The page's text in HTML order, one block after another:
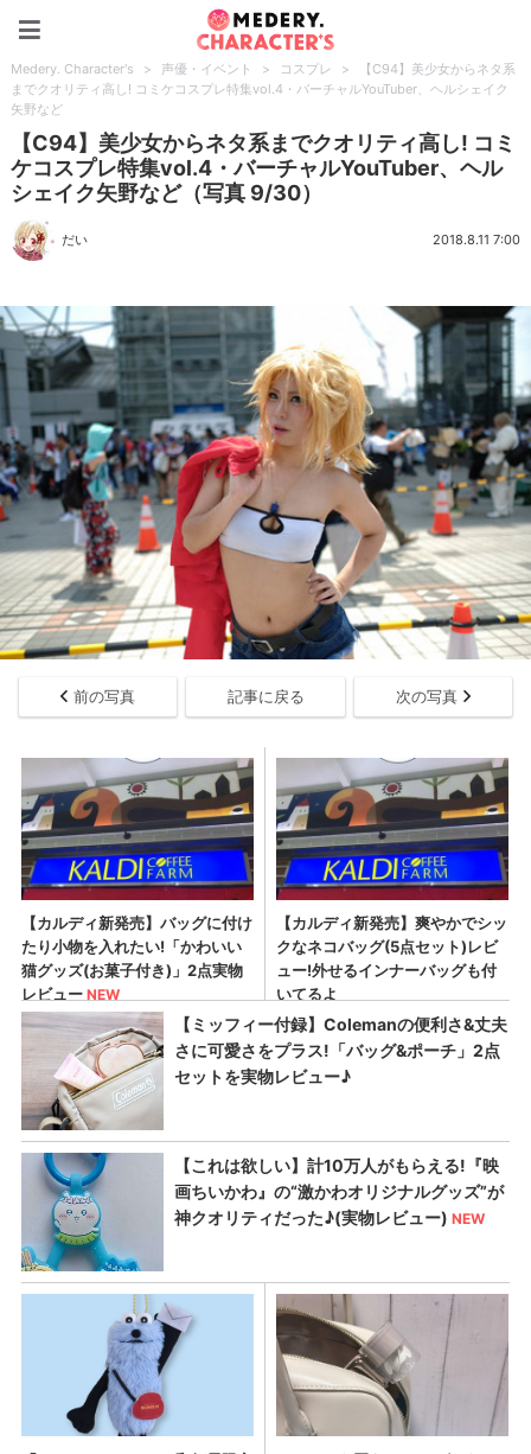
Medery. Character's > 声優・イベント > コスプレ >
【C94】美少女からネタ系
までクオリティ高し! コミケコスプレ特集vol.4・バーチャルYouTuber、ヘルシェイク
矢野など
【C94】美少女からネタ系までクオリティ高し! コミ
ケコスプレ特集vol.4・バーチャルYouTuber、ヘル
シェイク矢野など（写真 9/30）
だい 2018.8.11 7:00
前の写真 記事に戻る 次の写真